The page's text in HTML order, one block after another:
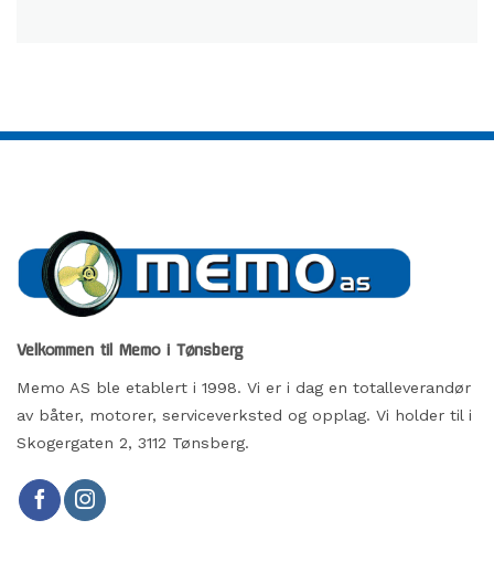
Velkommen til Memo i Tønsberg
Memo AS ble etablert i 1998. Vi er i dag en totalleverandør
av båter, motorer, serviceverksted og opplag. Vi holder til i
Skogergaten 2, 3112 Tønsberg.